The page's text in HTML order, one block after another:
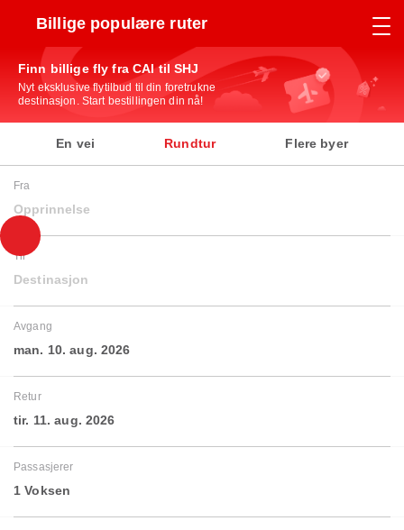
Billige populære ruter
Finn billige fly fra CAI til SHJ
Nyt eksklusive flytilbud til din foretrukne
destinasjon. Start bestillingen din nå!
En vei Rundtur Flere byer
Fra
Opprinnelse
Til
Destinasjon
Avgang
man. 10. aug. 2026
Retur
tir. 11. aug. 2026
Passasjerer
1 Voksen